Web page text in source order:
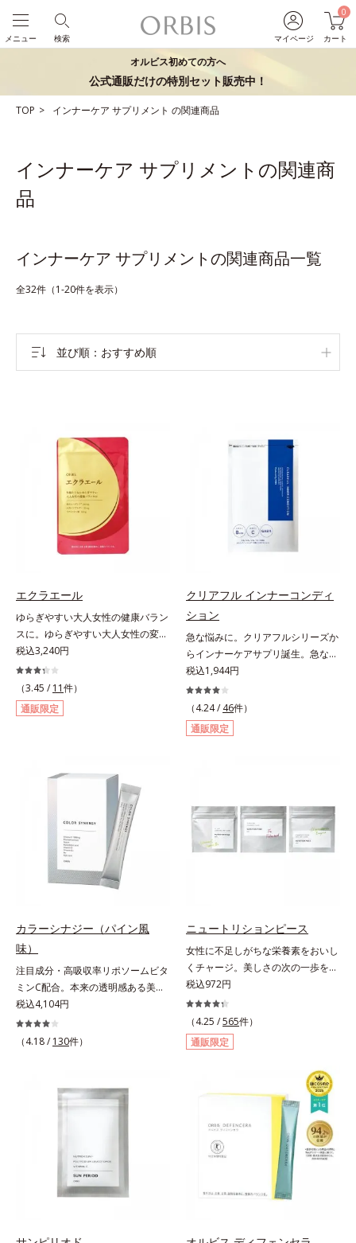
マイページ
0
カート
検索
メニュー
オルビス初めての方へ
公式通販だけの特別セット販売中！
TOP インナーケア サプリメント の関連商品
インナーケア サプリメントの関連商
品
インナーケア サプリメントの関連商品一覧
全32件（1-20件を表示）
並び順 おすすめ順
エクラエール
ゆらぎやすい大人女性の健康バラン
スに。ゆらぎやすい大人女性の変化
に寄り添うサプリメントです。2粒
に、女性の心強い味方である大豆イ
ソフラボン55mg(*1)と、金のユー
グレナ®(*2)250mgを配合しまし
た。フランス語で「輝き」を意味す
を、商品名に込めました。*1 アグ
リコン換算28mg*2 ユーグレナグラ
シリス粉末 金のユーグレナは株式
会社神鋼環境ソリューションの登録
商標です。
税込3,240円
（3.45 / 11件）
通販限定
クリアフル インナーコンディ
ション
急な悩みに。クリアフルシリーズか
らインナーケアサプリ誕生。急な悩
みに。ケアに行き詰まったすべての
女性に送る、「クリアフルシリー
ズ」のオールインワンサプリメント
です。ビタミンB1とB2を配合。ビ
タミンB6とビタミンCは、タイムリ
ラミドをプラス。さらにストレス社
会に負けないためのGABAも配合し
ました。現代社会を生き抜く女性の
すこやかな毎日を応援します。
税込1,944円
（4.24 / 46件）
通販限定
カラーシナジー（パイン風
味）
注目成分・高吸収率リポソームビタ
ミンC配合。本来の透明感ある美し
さを目指す美容サプリメント。みん
なが目指す美しさのゴールは、透明
感でした。注目成分リポソームビタ
しい効果を持つビタミンCには、口
から摂取しても吸収されにくく、多
るべく、独自技術によるオルビスの
リポソームビタミンCは高吸収率。
カラダと同じ成分でできたリポソー
従来のビタミンCに比べて吸収率が
税込4,104円
（4.18 / 130件）
ニュートリションピース
女性に不足しがちな栄養素をおいし
くチャージ。美しさの次の一歩を引
き出すタブレット。現代女性に不足
しがちな栄養素に着目。ぽいっとひ
と口補いやすい６種類の「キレイの
素」、タブレットタイプのサプリメ
ントシリーズです。女性の不足栄養
素No.1 鉄分に葉酸をプラス、印象
づける晴れやかな表情を目指す「鉄
＆葉酸」、独自加工のビタミンCで
キレイと健康をサポートする「ビタ
ミンC＆ビタミンB2」、スムーズな
リズムづくりで快調を目指す「オリ
ゴ糖＆酵素」、いつだってイキイ
キ、あなたらしい表情をサポートす
る「ビタミンB群＆アミノ酸」、ス
クリアな1日のスタートに「ビタミ
税込972円
（4.25 /565件）
通販限定